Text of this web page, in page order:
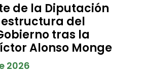
de la Diputación
del
tras la
Alonso Monge
2026